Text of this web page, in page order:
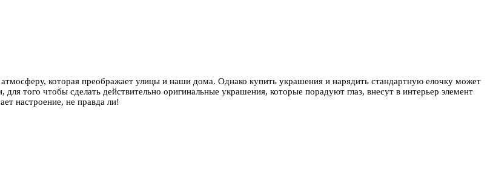
которая преображает улицы и наши дома. Однако купить украшения и нарядить стандартную елочку может
того чтобы сделать действительно оригинальные украшения, которые порадуют глаз, внесут в интерьер элемент
настроение, не правда ли!